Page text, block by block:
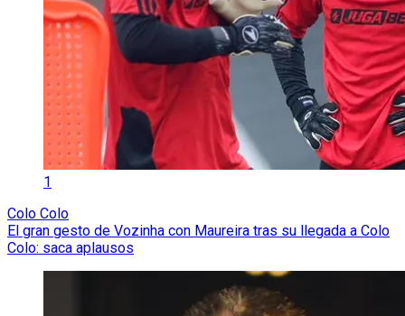
1
Colo Colo
El gran gesto de Vozinha con Maureira tras su llegada a Colo
Colo: saca aplausos